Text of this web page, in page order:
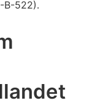
B-522).